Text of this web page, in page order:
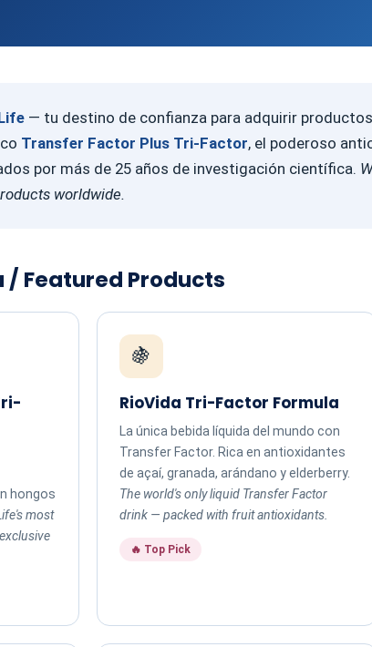
— tu destino de confianza para adquirir
Transfer Factor Plus Tri-Factor, el poderoso
por más de 25 años de investigación científica.
worldwide.
/ Featured Products
hongos
most
🍇
RioVida Tri-Factor Formula
La única bebida líquida del mundo con
Transfer Factor. Rica en antioxidantes
de açaí, granada, arándano y elderberry.
The world's only liquid Transfer Factor
drink — packed with fruit antioxidants.
🔥 Top Pick